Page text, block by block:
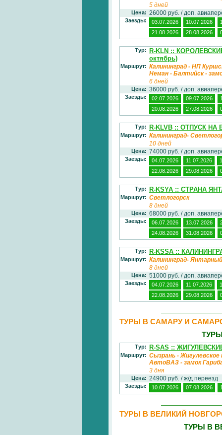
5 дней
Цена: 26000 руб. / доп.
Заезды: 03.07.2026 10.07.2026
21.08.2026
28.08.2026
Тур: R-KLN ::
октябрь)
Маршрут: Калининград - НП
Неман - Балтийск -
6 дней
Цена: 36000 руб. / доп.
Заезды: 02.07.2026 09.07.2026
20.08.2026
27.08.2026
Тур: R-KLVB :: ОТПУСК НА
Маршрут: Калининград-
10 дней
Цена: 74000 руб. / доп.
Заезды: 04.07.2026 11.07.2026
22.08.2026
29.08.2026
Тур: R-KSYA :: СТРАНА
Маршрут: Светлогорск
8 дней
Цена: 68000 руб. / доп.
Заезды: 06.07.2026 13.07.2026
24.08.2026
31.08.2026
Тур: R-KSSA ::
Маршрут: Калининград-
8 дней
Цена: 51000 руб. / доп.
Заезды: 04.07.2026 11.07.2026
22.08.2026
29.08.2026
ТУРЫ В САМАРУ И
Тур: R-SAS ::
Маршрут: Сызрань -
АвтоВАЗ - замок
3 дня
Цена: 24900 руб. / ж/д переезд
Заезды: 10.07.2026 07.08.2026
ТУРЫ В ВЕЛИКИЙ
ТУРЫ В